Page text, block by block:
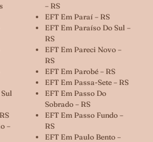
–
– RS
EFT Em Paraí – RS
EFT Em Paraíso Do Sul –
RS
EFT Em Pareci Novo –
RS
EFT Em Parobé – RS
EFT Em Passa-Sete – RS
EFT Em Passo Do
Sobrado – RS
EFT Em Passo Fundo –
RS
EFT Em Paulo Bento –